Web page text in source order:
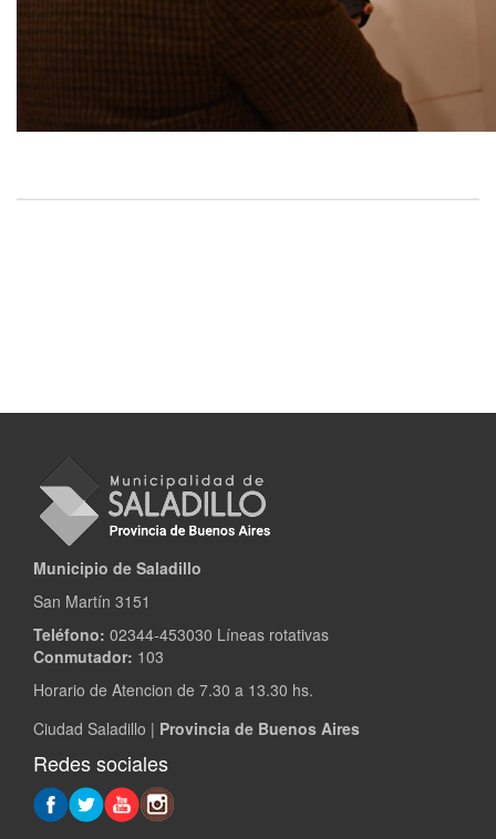
Municipio de Saladillo
San Martín 3151
Teléfono: 02344-453030 Líneas rotativas
Conmutador: 103
Horario de Atencion de 7.30 a 13.30 hs.
Ciudad Saladillo | Provincia de Buenos Aires
Redes sociales